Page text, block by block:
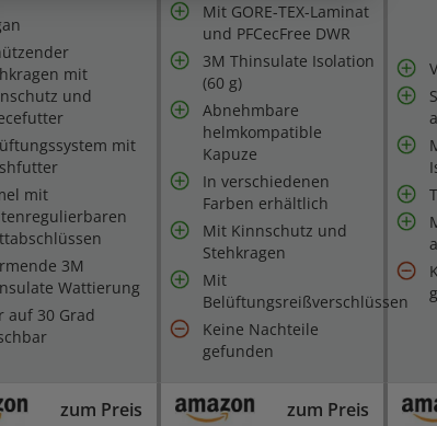
mit
und
mit
mit
3M
Wattierung
auf 30 Grad
Mit GORE-TEX-Laminat
und PFCecFree DWR
3M Thinsulate Isolation
(60 g)
Abnehmbare
helmkompatible
Kapuze
In verschiedenen
Farben erhältlich
Mit Kinnschutz und
Stehkragen
Mit
Belüftungsreißverschlüssen
Keine Nachteile
gefunden
zum Preis zum Preis